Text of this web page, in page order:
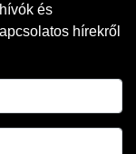
és
hírekről